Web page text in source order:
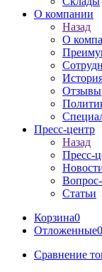
О компании
Назад
О
Отзывы
Пресс-центр
Назад
Пресс-
Статьи
Корзина0
Отложенные0
Сравнение